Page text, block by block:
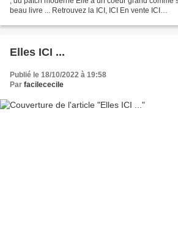
beau livre ... Retrouvez la ICI, ICI En vente ICI
Elles ICI ...
Publié le 18/10/2022 à 19:58
Par facilececile